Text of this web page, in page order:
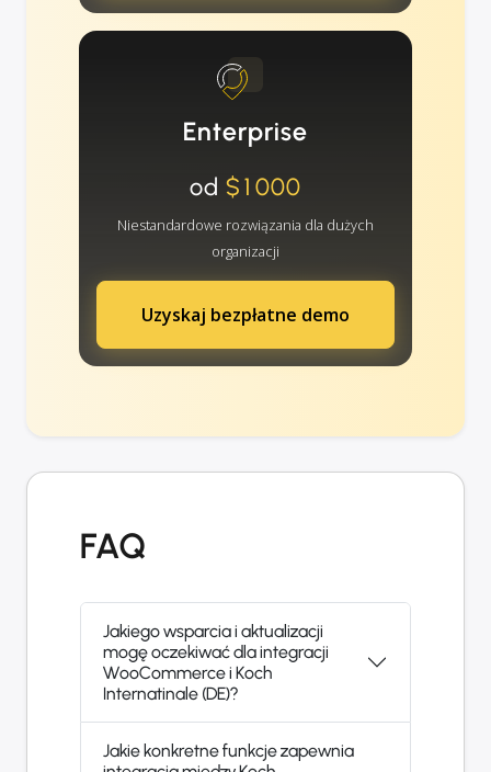
Enterprise
od $1000
Niestandardowe rozwiązania dla dużych
organizacji
Uzyskaj bezpłatne demo
FAQ
Jakiego wsparcia i aktualizacji
mogę oczekiwać dla integracji
WooCommerce i Koch
Internatinale (DE)?
Jakie konkretne funkcje zapewnia